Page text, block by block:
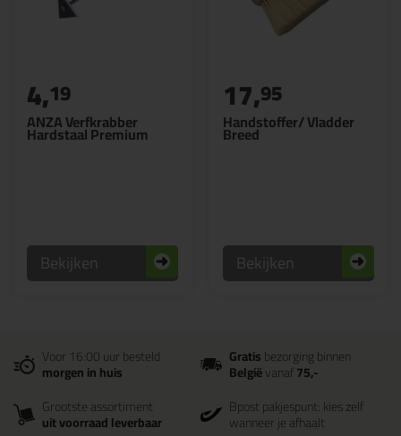
ANZA Verfkrabber
Hardstaal Premium
4,19
Bekijken
Handstoffer/ Vladder
Breed
17,95
Bekijken
Voor 16:00 uur besteld
morgen in huis
Gratisbezorging binnen
Belgiëvanaf75,-
Grootste assortiment
uit voorraad leverbaar
Bpost pakjespunt: kies zelf
wanneer je afhaalt